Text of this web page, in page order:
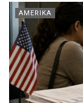
AMERIKA